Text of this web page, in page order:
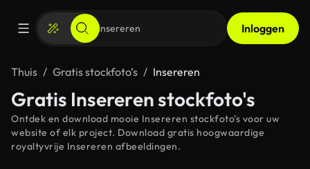
Inloggen
Thuis Gratis stockfoto’s Insereren
Gratis Insereren stockfoto's
Ontdek en download mooie Insereren stockfoto's voor uw
website of elk project. Download gratis hoogwaardige
royaltyvrije Insereren afbeeldingen.